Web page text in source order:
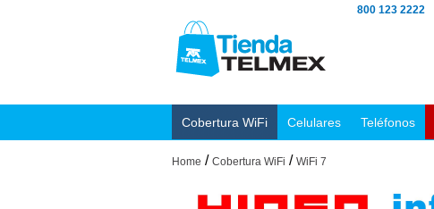
800 123 2222
Cobertura WiFi Celulares Teléfonos
Home / Cobertura WiFi / WiFi 7